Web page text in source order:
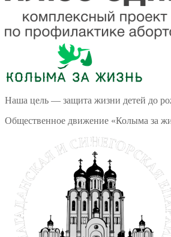
Наша цель — защита жизни детей до
Общественное движение «Колыма за